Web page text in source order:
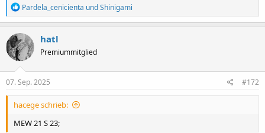
R
e
a
k
t
i
o
n
e
Pardela_cenicienta undShinigami
hatl
Premiummitglied
07. Sep. 2025 #172
hacege schrieb:
MEW 21 S 23;